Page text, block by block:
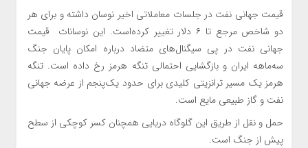
قیمت جهانی نفت در جلسات معاملاتی اخیر نوسان داشته‌ و برای هر
دو شاخص مرجع تا ۶ دلار تغییر کرده‌است. این نوسانات قیمت
جهانی نفت در پی سیگنال‌های متضاد درباره امکان پایان جنگ
سه‌ماهه ایران و بازگشایی احتمالی تنگه هرمز رخ داده است. تنگه
هرمز یک مسیر ترانزیتی کلیدی برای حدود یک‌پنجم از عرضه جهانی
نفت و گاز طبیعی مایع است.
حمل و نقل از طریق این گلوگاه دریایی همچنان کسر کوچکی از سطح
پیش از جنگ است.